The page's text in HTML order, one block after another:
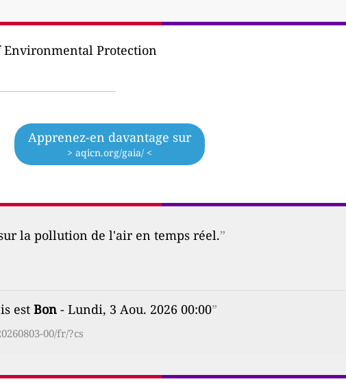
Protection
Apprenez-en davantage sur
> aqicn.org/gaia/ <
la pollution de l'air en temps réel.”
est Bon- Lundi, 3 Aou. 2026 00:00”
00/fr/?cs